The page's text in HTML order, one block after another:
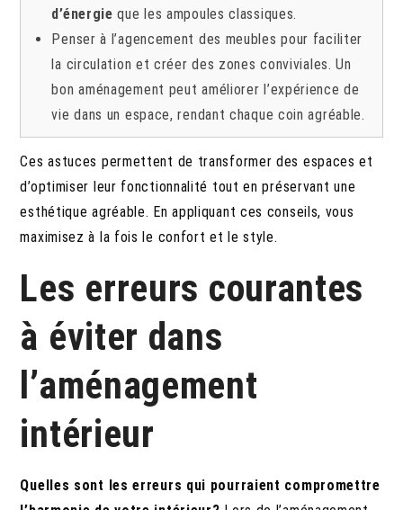
d’énergie que les ampoules classiques.
Penser à l’agencement des meubles pour faciliter
la circulation et créer des zones conviviales. Un
bon aménagement peut améliorer l’expérience de
vie dans un espace, rendant chaque coin agréable.
Ces astuces permettent de transformer des espaces et
d’optimiser leur fonctionnalité tout en préservant une
esthétique agréable. En appliquant ces conseils, vous
maximisez à la fois le confort et le style.
Les erreurs courantes
à éviter dans
l’aménagement
intérieur
Quelles sont les erreurs qui pourraient compromettre